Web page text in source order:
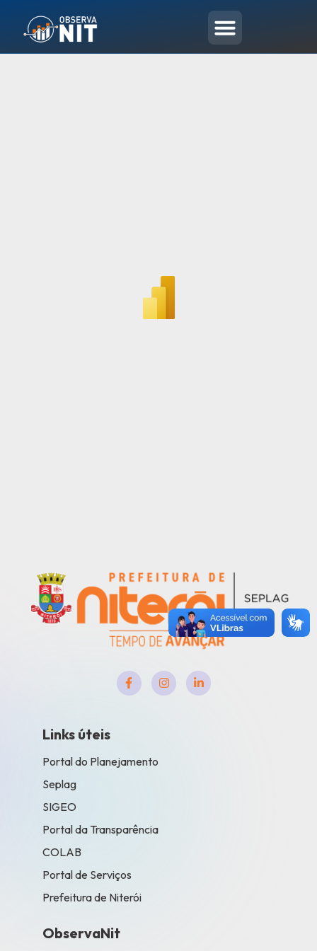
Links úteis
Portal do Planejamento
Seplag
SIGEO
Portal da Transparência
COLAB
Portal de Serviços
Prefeitura de Niterói
ObservaNit